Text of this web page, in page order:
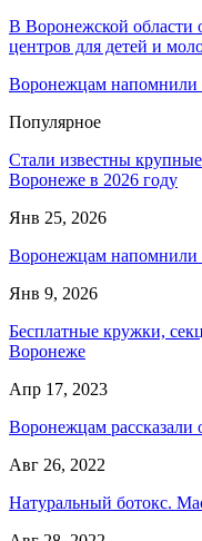
В Воронежской области
центров для детей и
Воронежцам
Популярное
Стали известны
Воронеже в 2026 году
Янв 25, 2026
Воронежцам напомнили
Янв 9, 2026
Бесплатные кружки,
Воронеже
Апр 17, 2023
Воронежцам рассказали
Авг 26, 2022
Натуральный ботокс.